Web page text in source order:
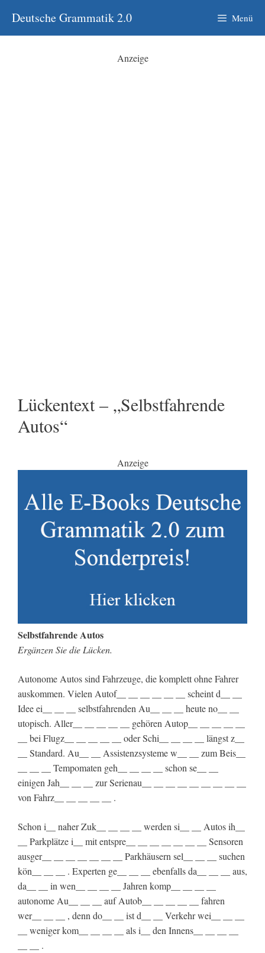
Inhalt
springen
Deutsche Grammatik 2.0 Menü
Anzeige
Lückentext – „Selbstfahrende
Autos“
Anzeige
Selbstfahrende Autos
Ergänzen Sie die Lücken.
Autonome Autos sind Fahrzeuge, die komplett ohne Fahrer
auskommen. Vielen Autof__ __ __ __ __ __ scheint d__ __
Idee ei__ __ __ selbstfahrenden Au__ __ __ heute no__ __
utopisch. Aller__ __ __ __ __ gehören Autop__ __ __ __ __
__ bei Flugz__ __ __ __ __ oder Schi__ __ __ __ längst z__
__ Standard. Au__ __ Assistenzsysteme w__ __ zum Beis__
__ __ __ Tempomaten geh__ __ __ __ schon se__ __
einigen Jah__ __ __ zur Serienau__ __ __ __ __ __ __ __ __
von Fahrz__ __ __ __ __ .
Schon i__ naher Zuk__ __ __ __ werden si__ __ Autos ih__
__ Parkplätze i__ mit entspre__ __ __ __ __ __ __ Sensoren
ausger__ __ __ __ __ __ __ Parkhäusern sel__ __ __ suchen
kön__ __ __ . Experten ge__ __ __ ebenfalls da__ __ __ aus,
da__ __ in wen__ __ __ __ Jahren komp__ __ __ __
autonome Au__ __ __ auf Autob__ __ __ __ __ fahren
wer__ __ __ , denn do__ __ ist d__ __ Verkehr wei__ __ __
__ weniger kom__ __ __ __ als i__ den Innens__ __ __ __
__ __ .